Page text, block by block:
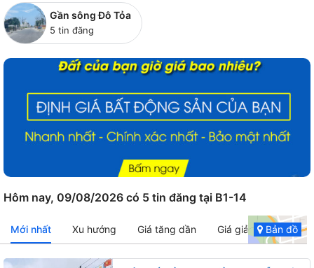
Gần sông Đô Tỏa
5 tin đăng
Hôm nay, 09/08/2026 có 5 tin đăng tại B1-14
Mới nhất Xu hướng Giá tăng dần Giá giảm dầnBản đồ